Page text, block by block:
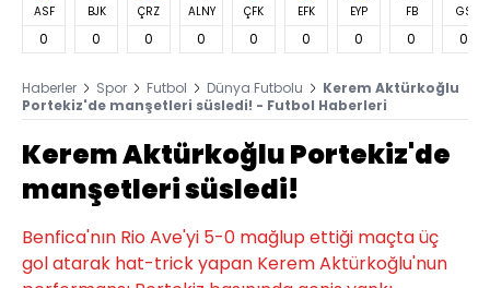
ASF
0
BJK
0
ÇRZ
0
ALNY
0
ÇFK
0
EFK
0
EYP
0
FB
0
GS
0
Haberler Spor Futbol Dünya Futbolu
Kerem Aktürkoğlu
Portekiz'de manşetleri süsledi! - Futbol Haberleri
Kerem Aktürkoğlu Portekiz'de
manşetleri süsledi!
Benfica'nın Rio Ave'yi 5-0 mağlup ettiği maçta üç
gol atarak hat-trick yapan Kerem Aktürkoğlu'nun